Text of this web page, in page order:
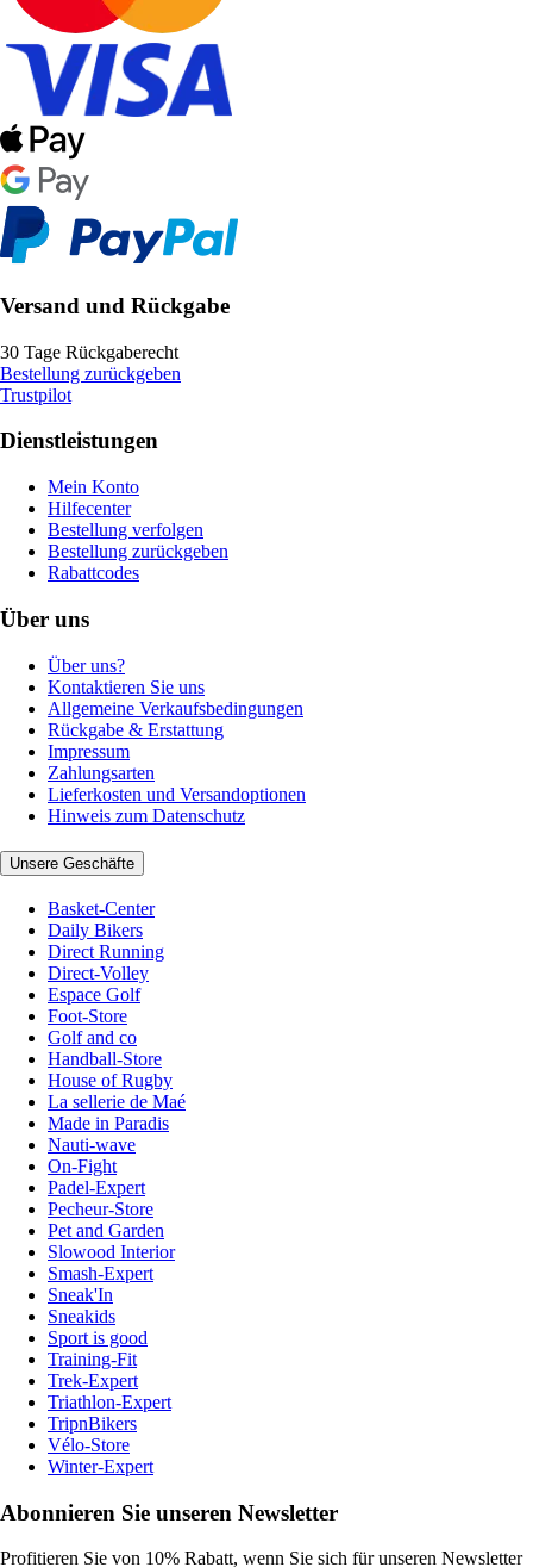
Versand und Rückgabe
30 Tage Rückgaberecht
Bestellung zurückgeben
Trustpilot
Dienstleistungen
Mein Konto
Hilfecenter
Bestellung verfolgen
Bestellung zurückgeben
Rabattcodes
Über uns
Über uns?
Kontaktieren Sie uns
Allgemeine Verkaufsbedingungen
Rückgabe & Erstattung
Impressum
Zahlungsarten
Lieferkosten und Versandoptionen
Hinweis zum Datenschutz
Unsere Geschäfte
Basket-Center
Daily Bikers
Direct Running
Direct-Volley
Espace Golf
Foot-Store
Golf and co
Handball-Store
House of Rugby
La sellerie de Maé
Made in Paradis
Nauti-wave
On-Fight
Padel-Expert
Pecheur-Store
Pet and Garden
Slowood Interior
Smash-Expert
Sneak'In
Sneakids
Sport is good
Training-Fit
Trek-Expert
Triathlon-Expert
TripnBikers
Vélo-Store
Winter-Expert
Abonnieren Sie unseren Newsletter
Profitieren Sie von 10% Rabatt, wenn Sie sich für unseren Newsletter